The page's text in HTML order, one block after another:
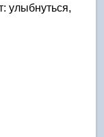
улыбнуться,